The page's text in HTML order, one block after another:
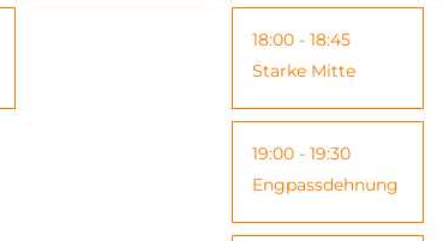
18:00 - 18:45
Starke Mitte
19:00 - 19:30
Engpassdehnung